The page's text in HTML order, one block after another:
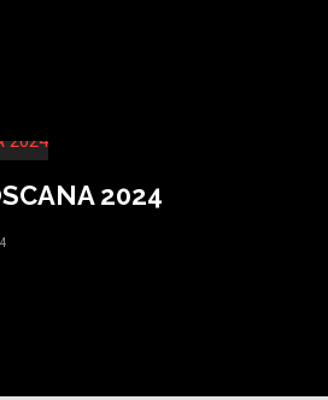
2024